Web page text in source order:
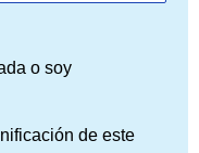
o soy
de este